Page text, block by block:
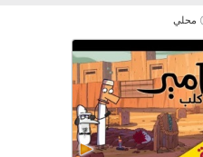
محلي